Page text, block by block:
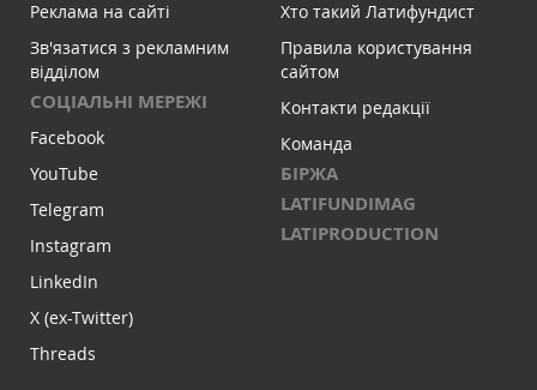
Реклама на сайті
Зв'язатися з рекламним
відділом
СОЦІАЛЬНІ МЕРЕЖІ
Facebook
YouTube
Telegram
Instagram
LinkedIn
X (ex-Twitter)
Threads
Хто такий Латифундист
Правила користування
сайтом
Контакти редакції
Команда
БІРЖА
LATIFUNDIMAG
LATIPRODUCTION